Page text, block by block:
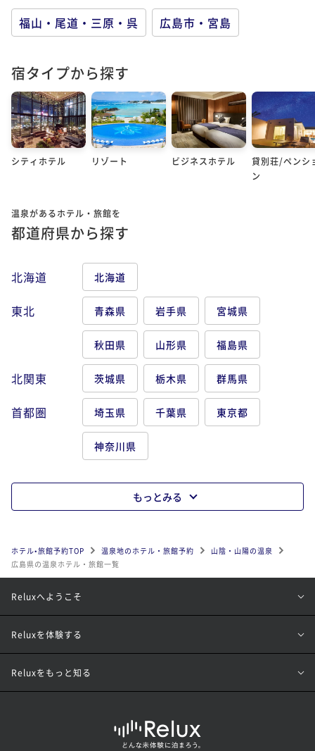
福山・尾道・三原・呉 広島市・宮島
宿タイプから探す
シティホテル リゾート ビジネスホテル
貸別荘/ペンシ
ン
温泉があるホテル・旅館を
都道府県から探す
北海道 北海道
東北 青森県 岩手県 宮城県
秋田県 山形県 福島県
北関東 茨城県 栃木県 群馬県
首都圏 埼玉県 千葉県 東京都
神奈川県
もっとみる
ホテル•旅館予約TOP 温泉地のホテル・旅館予約
山陰・山陽の温泉
広島県の温泉ホテル・旅館一覧
Reluxへようこそ
Reluxを体験する
Reluxをもっと知る